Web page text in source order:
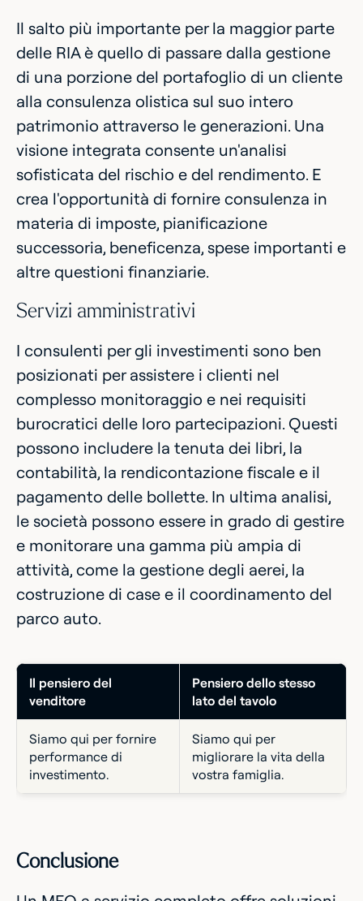
Il salto più importante per la maggior parte
delle RIA è quello di passare dalla gestione
di una porzione del portafoglio di un cliente
alla consulenza olistica sul suo intero
patrimonio attraverso le generazioni. Una
visione integrata consente un'analisi
sofisticata del rischio e del rendimento. E
crea l'opportunità di fornire consulenza in
materia di imposte, pianificazione
successoria, beneficenza, spese importanti e
altre questioni finanziarie.
Servizi amministrativi
I consulenti per gli investimenti sono ben
posizionati per assistere i clienti nel
complesso monitoraggio e nei requisiti
burocratici delle loro partecipazioni. Questi
possono includere la tenuta dei libri, la
contabilità, la rendicontazione fiscale e il
pagamento delle bollette. In ultima analisi,
le società possono essere in grado di gestire
e monitorare una gamma più ampia di
attività, come la gestione degli aerei, la
costruzione di case e il coordinamento del
parco auto.
Il pensiero del
venditore
Pensiero dello stesso
lato del tavolo
Siamo qui per fornire
performance di
investimento.
Siamo qui per
migliorare la vita della
vostra famiglia.
Conclusione